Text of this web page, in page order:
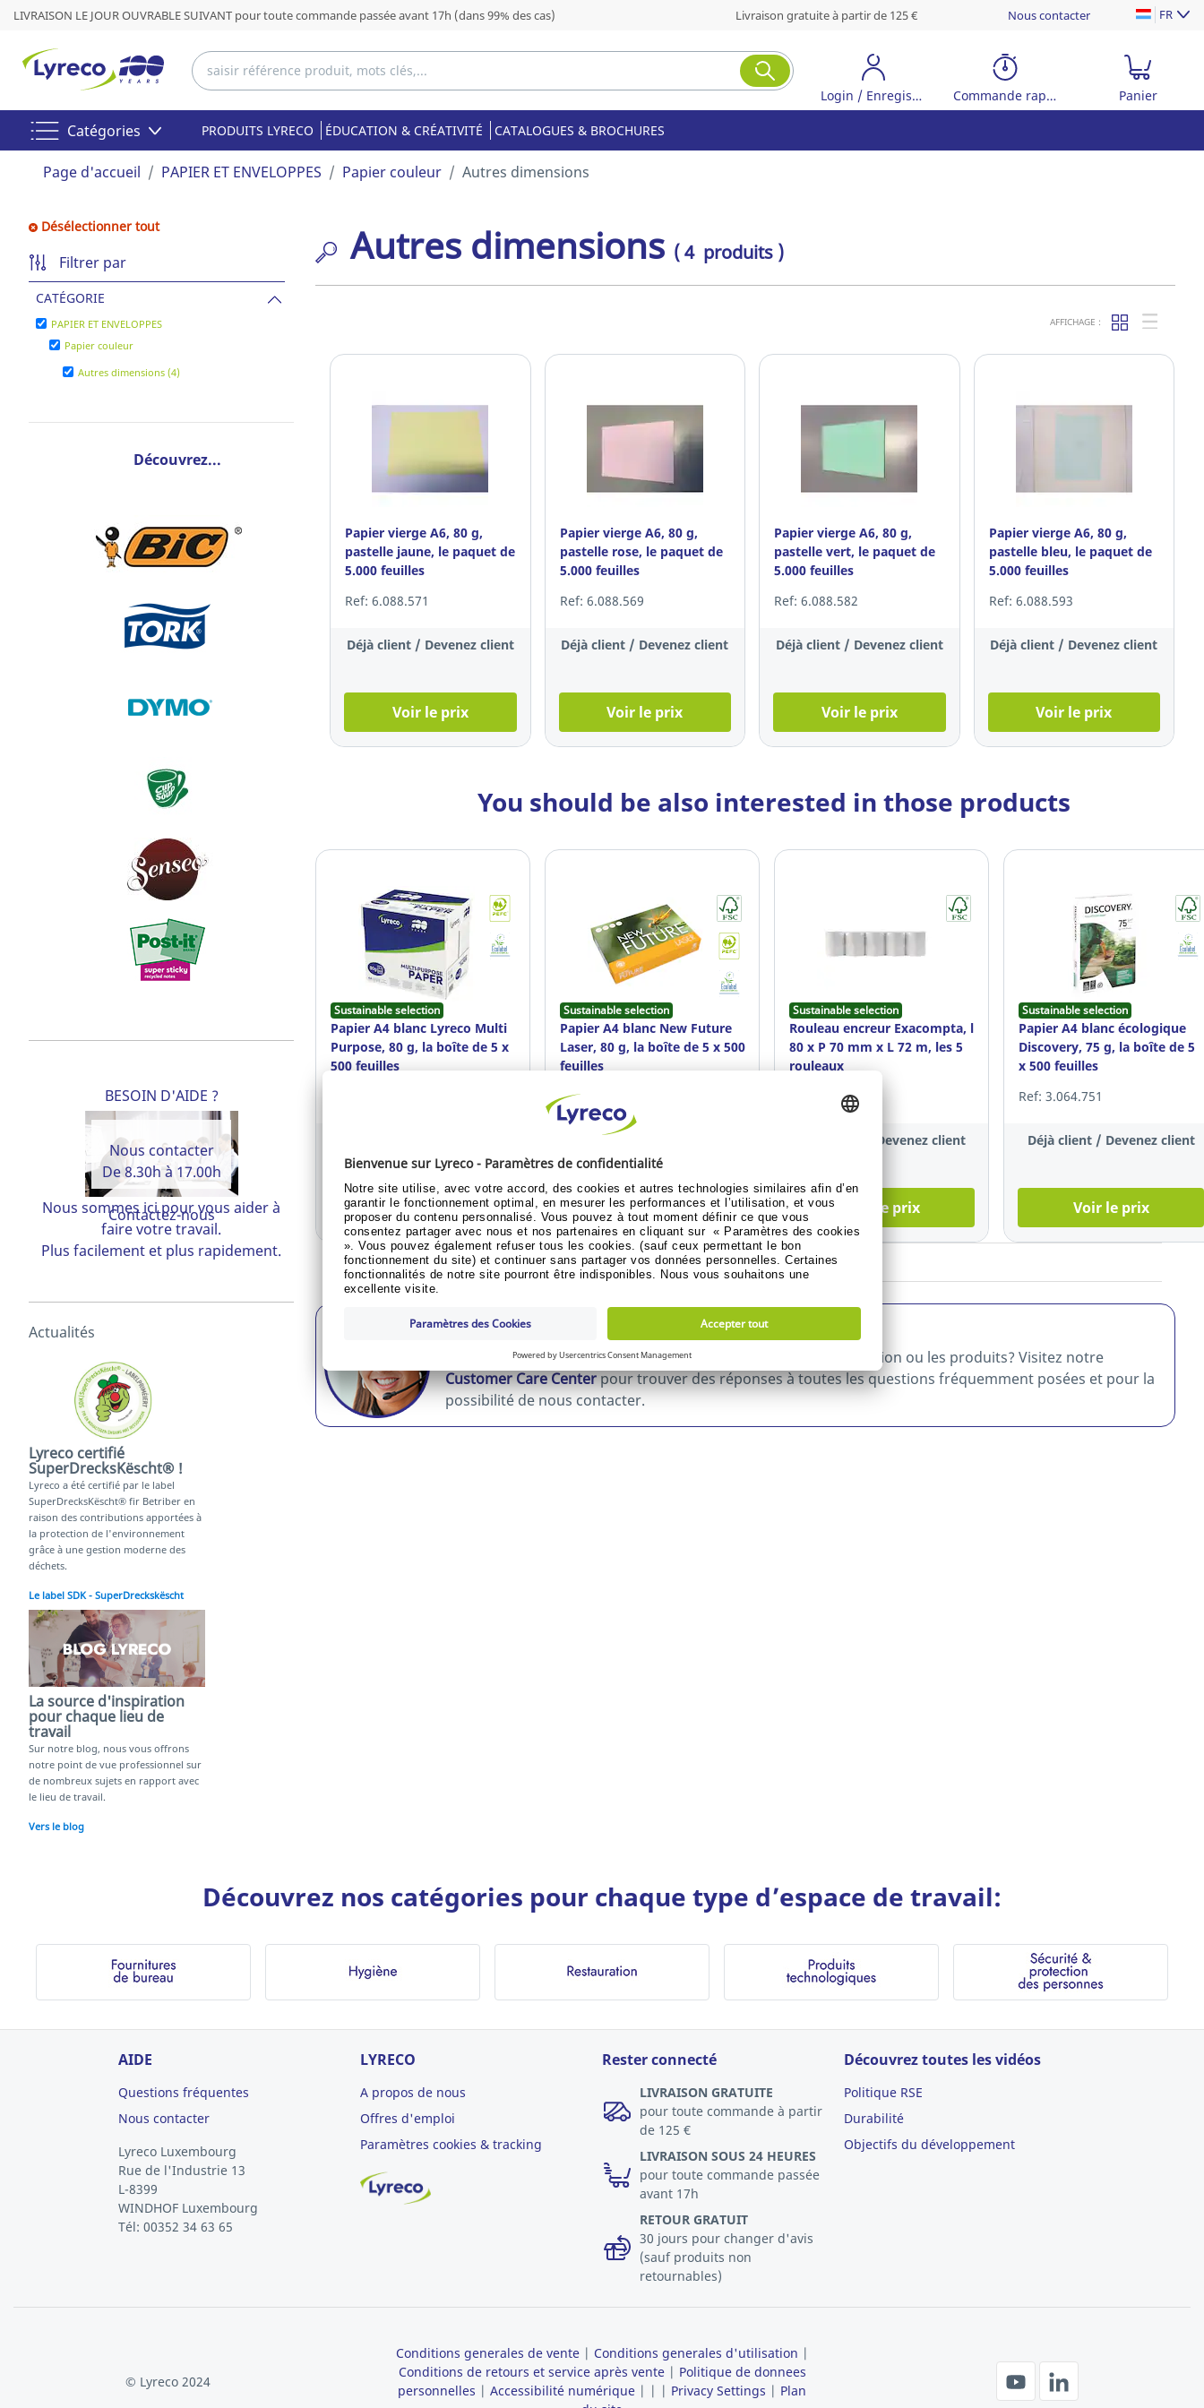
LIVRAISON LE JOUR OUVRABLE SUIVANT pour toute commande passée avant 17h (dans 99% des cas) Livraison gratuite à partir de 125 € Nous contacter FR
Login / Enregistrer Commande rapide Panier
Catégories PRODUITS LYRECO ÉDUCATION & CRÉATIVITÉ CATALOGUES & BROCHURES
Page d'accueil PAPIER ET ENVELOPPES Papier couleur Autres dimensions
Désélectionner tout
Filtrer par
CATÉGORIE
PAPIER ET ENVELOPPES
Papier couleur
Autres dimensions (4)
Découvrez...
BESOIN D'AIDE ?
Nous contacter
De 8.30h à 17.00h
Contactez-nous
Nous sommes ici pour vous aider à
faire votre travail.
Plus facilement et plus rapidement.
Actualités
Lyreco certifié
SuperDrecksKëscht® !
Lyreco a été certifié par le label
SuperDrecksKëscht® fir Betriber en
raison des contributions apportées à
la protection de l'environnement
grâce à une gestion moderne des
déchets.
Le label SDK - SuperDreckskëscht
La source d'inspiration
pour chaque lieu de
travail
Sur notre blog, nous vous offrons
notre point de vue professionnel sur
de nombreux sujets en rapport avec
le lieu de travail.
Vers le blog
Autres dimensions ( 4 produits )
AFFICHAGE :
Papier vierge A6, 80 g,
pastelle jaune, le paquet de
5.000 feuilles
Ref: 6.088.571
Déjà client / Devenez client
Voir le prix
Papier vierge A6, 80 g,
pastelle rose, le paquet de
5.000 feuilles
Ref: 6.088.569
Déjà client / Devenez client
Voir le prix
Papier vierge A6, 80 g,
pastelle vert, le paquet de
5.000 feuilles
Ref: 6.088.582
Déjà client / Devenez client
Voir le prix
Papier vierge A6, 80 g,
pastelle bleu, le paquet de
5.000 feuilles
Ref: 6.088.593
Déjà client / Devenez client
Voir le prix
You should be also interested in those products
Sustainable selection
Papier A4 blanc Lyreco Multi
Purpose, 80 g, la boîte de 5 x
500 feuilles
Voir le prix
Sustainable selection
Papier A4 blanc New Future
Laser, 80 g, la boîte de 5 x 500
feuilles
Ref: 978.714
Déjà client / Devenez client
Voir le prix
Sustainable selection
Rouleau encreur Exacompta, l
80 x P 70 mm x L 72 m, les 5
rouleaux
Ref: 17.807.456
Déjà client / Devenez client
Voir le prix
Sustainable selection
Papier A4 blanc écologique
Discovery, 75 g, la boîte de 5
x 500 feuilles
Ref: 3.064.751
Déjà client / Devenez client
Voir le prix
NOMBRE DE RÉULTATS PAR PAGE :
BESOIN D'AIDE ?
Vous avez des questions concernant une commande, la facturation ou les produits? Visitez notre
Customer Care Centerpour trouver des réponses à toutes les questions fréquemment posées et pour la
possibilité de nous contacter.
Découvrez nos catégories pour chaque type d’espace de travail:
AIDE
Questions fréquentes
Nous contacter
Lyreco Luxembourg
Rue de l'Industrie 13
L-8399
WINDHOF Luxembourg
Tél: 00352 34 63 65
LYRECO
A propos de nous
Offres d'emploi
Paramètres cookies & tracking
Rester connecté
LIVRAISON GRATUITE
pour toute commande à partir
de 125 €
LIVRAISON SOUS 24 HEURES
pour toute commande passée
avant 17h
RETOUR GRATUIT
30 jours pour changer d'avis
(sauf produits non
retournables)
Découvrez toutes les vidéos
Politique RSE
Durabilité
Objectifs du développement
© Lyreco 2024
Conditions generales de vente| Conditions generales d'utilisation |
Conditions de retours et service après vente| Politique de donnees
personnelles | Accessibilité numérique | | | Privacy Settings | Plan